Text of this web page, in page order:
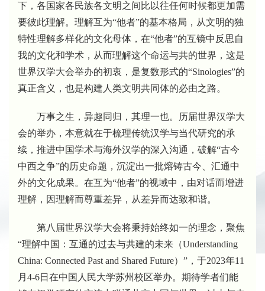
下，各国家各民族各文明之间比以往任何时候都更加需
要彼此理解。理解互为“他者”的基本格局，从文明的独
特性理解多样化的文化母体，在“他者”的互镜中反思自
我的文化和学术，从而理解这个命运与共的世界，这是
世界汉学大会举办的初衷，是复数形式的“Sinologies”的
真正含义，也是构建人类文明共同体的必由之路。
万事之生，异趣同归，其理一也。历届世界汉学大
会的举办，本意就在于梳理传统汉学与当代研究的承
续，推进中国学术与海外汉学的深入沟通，破解“古今
中西之争”的历史命题，沉淀出一批熔铸古今、汇通中
外的文化成果。在互为“他者”的视域中，由对话而增进
理解，因理解而尊重差异，从差异而达致和谐。
第八届世界汉学大会将秉持始终如一的理念，聚焦
“理解中国：互通的过去与共建的未来（Understanding
China: Connected Past and Shared Future） ” ，于2023年11
月 4-6日在中国人民大学苏州校区举办。期待学者们能